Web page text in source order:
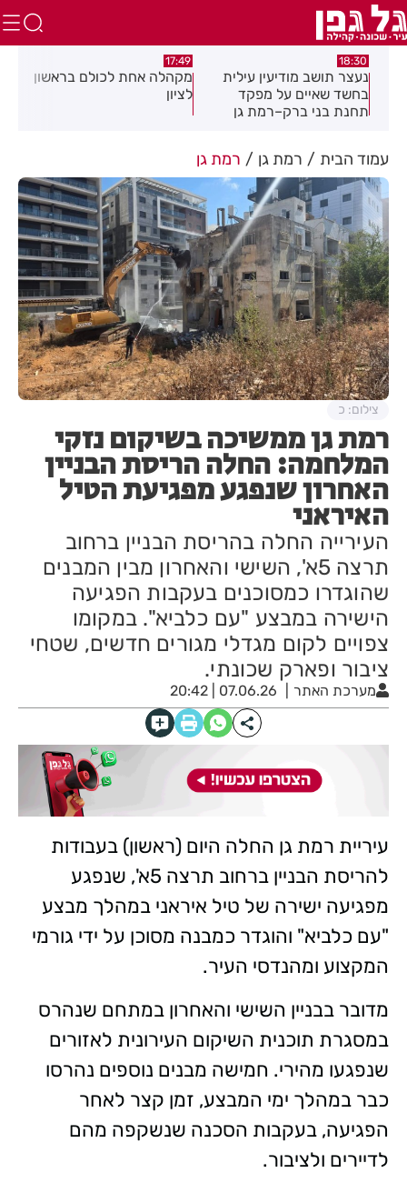
17:49
מקהלה אחת לכולם בראשון
לציון
17:02
תושב חולון נעדר כבר
שבועיים
עמוד הבית רמת גן רמת גן
רמת גן ממשיכה בשיקום נזקי
המלחמה: החלה הריסת הבניין
האחרון שנפגע מפגיעת הטיל
האיראני
העירייה החלה בהריסת הבניין ברחוב
תרצה 5א', השישי והאחרון מבין המבנים
שהוגדרו כמסוכנים בעקבות הפגיעה
הישירה במבצע "עם כלביא". במקומו
צפויים לקום מגדלי מגורים חדשים, שטחי
ציבור ופארק שכונתי.
מערכת האתר 07.06.26 | 20:42
צילום: כ
עיריית רמת גן החלה היום (ראשון) בעבודות
להריסת הבניין ברחוב תרצה 5א', שנפגע
מפגיעה ישירה של טיל איראני במהלך מבצע
"עם כלביא" והוגדר כמבנה מסוכן על ידי גורמי
המקצוע ומהנדסי העיר.
מדובר בבניין השישי והאחרון במתחם שנהרס
במסגרת תוכנית השיקום העירונית לאזורים
שנפגעו מהירי. חמישה מבנים נוספים נהרסו
כבר במהלך ימי המבצע, זמן קצר לאחר
הפגיעה, בעקבות הסכנה שנשקפה מהם
לדיירים ולציבור.